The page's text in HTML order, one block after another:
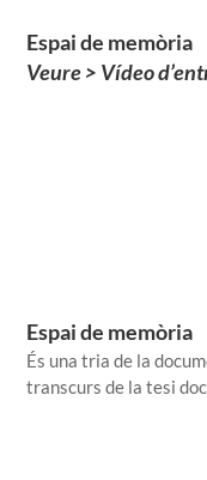
Espai de memòria
Veure > Vídeo
Espai de memòria
És una tria de la
transcurs de la tesi